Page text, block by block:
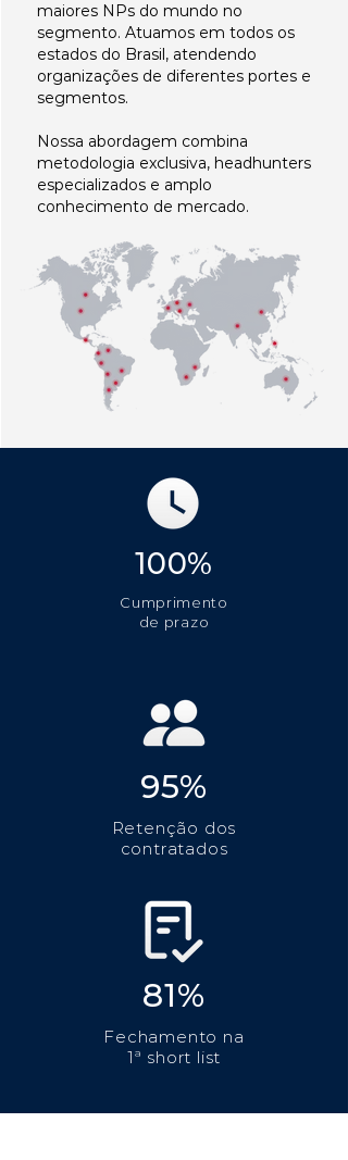
maiores NPs do mundo no
segmento. Atuamos em todos os
estados do Brasil, atendendo
organizações de diferentes portes e
segmentos.
Nossa abordagem combina
metodologia exclusiva, headhunters
especializados e amplo
conhecimento de mercado.
100%
Cumprimento
de prazo
95%
Retenção dos
contratados
81%
Fechamento na
1ª short list